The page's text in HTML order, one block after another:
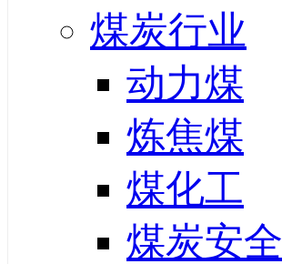
煤炭行业
动力煤
炼焦煤
煤化工
煤炭安全